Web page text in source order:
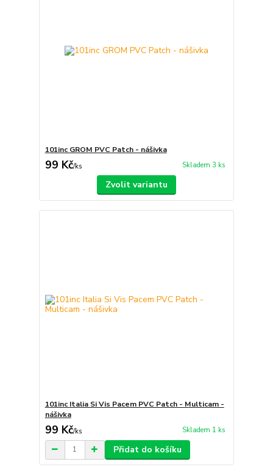
101inc GROM PVC Patch - nášivka
99 Kč/ks Skladem 3 ks
Zvolit variantu
101inc Italia Si Vis Pacem PVC Patch - Multicam -
nášivka
99 Kč/ks Skladem 1 ks
Přidat do košíku